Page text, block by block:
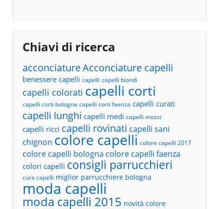
Chiavi di ricerca
acconciatureAcconciature capelli
benessere capelli capelli capelli biondi
capelli colorati capelli corti
capelli corti bologna capelli corti faenza capelli curati
capelli lunghi capelli medi capelli mossi
capelli ricci capelli rovinati capelli sani
chignon colore capelli colore capelli 2017
colore capelli bologna colore capelli faenza
colori capelli consigli parrucchieri
cura capelli miglior parrucchiere bologna
moda capelli
moda capelli 2015 novità colore